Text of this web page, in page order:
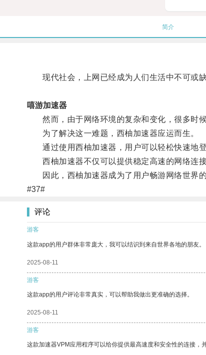
简介
现代社会，上网已经成为人们生活中不可或缺
嘻游加速器
然而，由于网络环境的复杂和变化，很多时候
为了解决这一难题，西柚加速器应运而生。
通过使用西柚加速器，用户可以轻松快速地登
西柚加速器不仅可以提供稳定高速的网络连接
因此，西柚加速器成为了用户畅游网络世界的
#37#
评论
游客
这款app的用户群体非常庞大，我可以结识到来自世界各地的朋友。
2025-08-11
游客
这款app的用户评论非常真实，可以帮助我做出更准确的选择。
2025-08-11
游客
这款加速器VPM应用程序可以给你提供最高速度和安全性的连接，